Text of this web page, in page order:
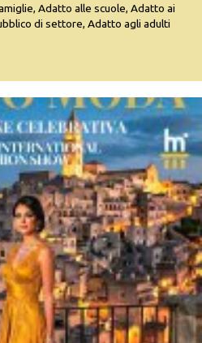
Adatto alle scuole, Adatto ai
di settore, Adatto agli adulti